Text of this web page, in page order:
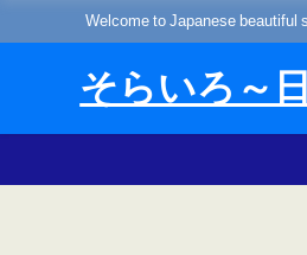
Welcome to Japanese beautiful
そらいろ～